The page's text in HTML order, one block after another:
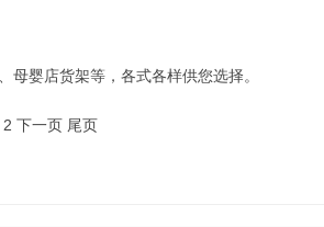
、母婴店货架等，各式各样供您选择。
2 下一页 尾页